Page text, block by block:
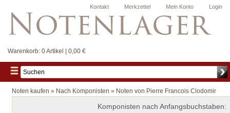
Login
Mein Konto
Merkzettel
Kontakt
Warenkorb: 0 Artikel | 0,00 €
Noten kaufen » Nach Komponisten » Noten von Pierre Francois Clodomir
Komponisten nach Anfangsbuchstaben: